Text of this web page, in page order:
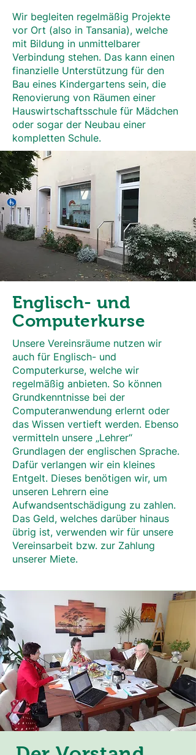
Wir begleiten regelmäßig Projekte
vor Ort (also in Tansania), welche
mit Bildung in unmittelbarer
Verbindung stehen. Das kann einen
finanzielle Unterstützung für den
Bau eines Kindergartens sein, die
Renovierung von Räumen einer
Hauswirtschaftsschule für Mädchen
oder sogar der Neubau einer
kompletten Schule.
Englisch- und
Computerkurse
Unsere Vereinsräume nutzen wir
auch für Englisch- und
Computerkurse, welche wir
regelmäßig anbieten. So können
Grundkenntnisse bei der
Computeranwendung erlernt oder
das Wissen vertieft werden. Ebenso
vermitteln unsere „Lehrer“
Grundlagen der englischen Sprache.
Dafür verlangen wir ein kleines
Entgelt. Dieses benötigen wir, um
unseren Lehrern eine
Aufwandsentschädigung zu zahlen.
Das Geld, welches darüber hinaus
übrig ist, verwenden wir für unsere
Vereinsarbeit bzw. zur Zahlung
unserer Miete.